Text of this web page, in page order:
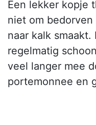
Een lekker kopje
niet om
naar kalk
regelmatig
veel langer mee
portemonnee en